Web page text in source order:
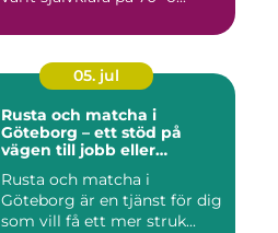
05. jul
Rusta och matcha i
Göteborg – ett stöd på
vägen till jobb eller
Rusta och matcha i
Göteborg är en tjänst för dig
som vill få ett mer struk...